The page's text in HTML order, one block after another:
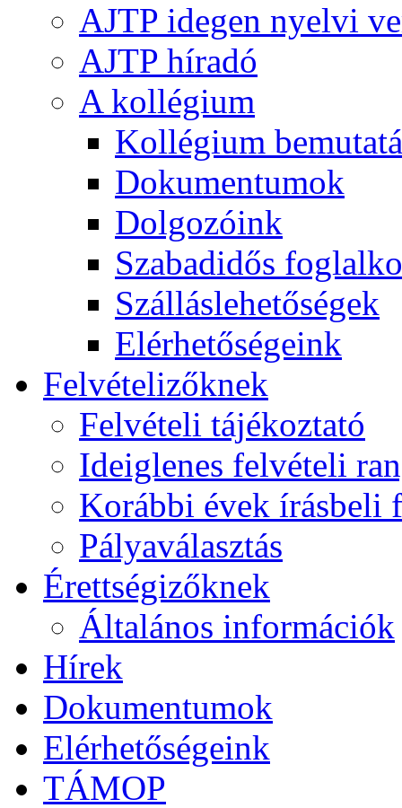
AJTP idegen nyelvi
AJTP híradó
A kollégium
Kollégium
Dokumentumok
Dolgozóink
Szabadidős
Szálláslehetőségek
Elérhetőségeink
Felvételizőknek
Felvételi tájékoztató
Ideiglenes felvételi
Korábbi évek írásbeli
Pályaválasztás
Érettségizőknek
Általános információk
Hírek
Dokumentumok
Elérhetőségeink
TÁMOP